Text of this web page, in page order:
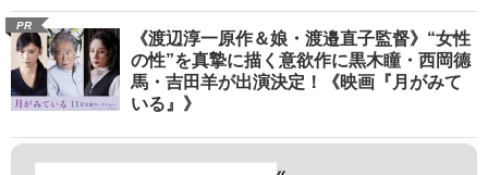
PR
《渡辺淳一原作＆娘・渡邉直子監督》“女性
の性”を真摯に描く意欲作に黒木瞳・西岡德
馬・吉田羊が出演決定！《映画『月がみて
いる』》